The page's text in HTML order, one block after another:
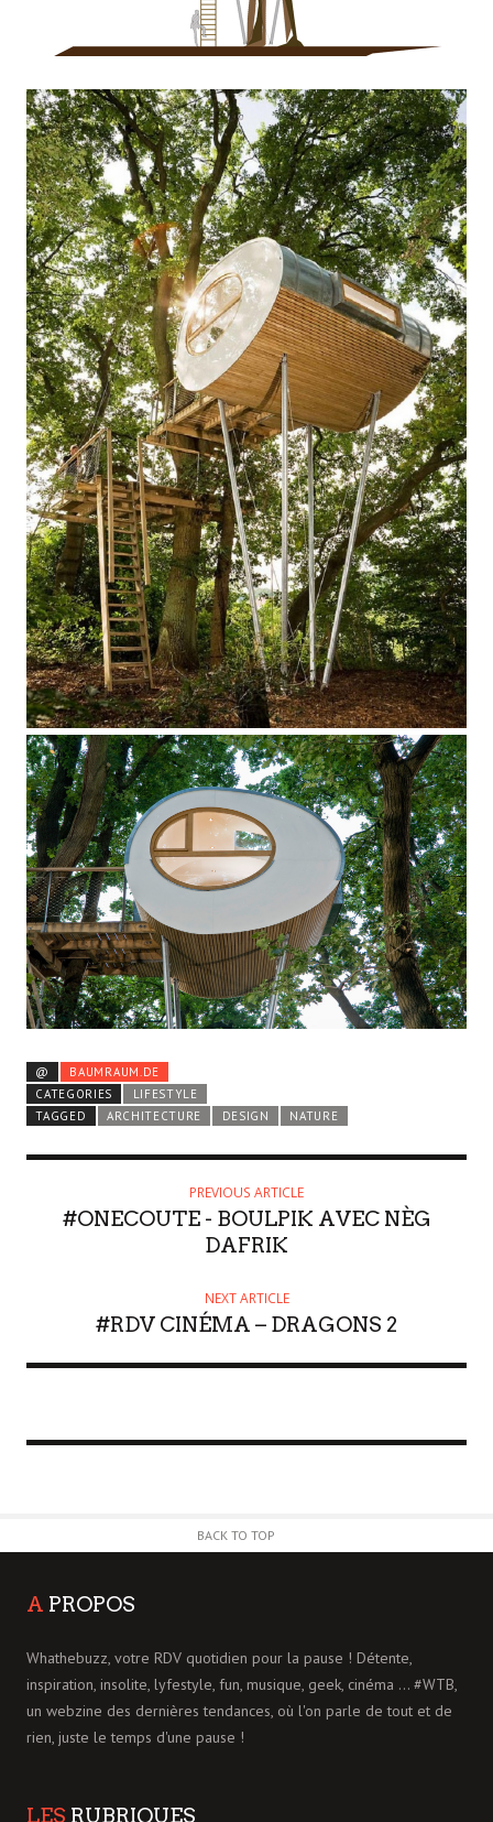
@
BAUMRAUM.DE
CATEGORIES
LIFESTYLE
TAGGED
ARCHITECTURE DESIGN NATURE
PREVIOUS ARTICLE
#ONECOUTE - BOULPIK AVEC NÈG
DAFRIK
NEXT ARTICLE
#RDV CINÉMA – DRAGONS 2
BACK TO TOP
A PROPOS
Whathebuzz, votre RDV quotidien pour la pause ! Détente,
inspiration, insolite, lyfestyle, fun, musique, geek, cinéma ... #WTB,
un webzine des dernières tendances, où l'on parle de tout et de
rien, juste le temps d'une pause !
LES RUBRIQUES